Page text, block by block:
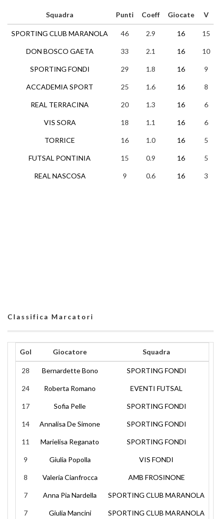
Squadra
SPORTING CLUB MARANOLA
DON BOSCO GAETA
SPORTING FONDI
ACCADEMIA SPORT
REAL TERRACINA
VIS SORA
TORRICE
FUTSAL PONTINIA
REAL NASCOSA
Punti Coeff Giocate V
46 2.9 16 15
33 2.1 16 10
29 1.8 16 9
25 1.6 16 8
20 1.3 16 6
18 1.1 16 6
16 1.0 16 5
15 0.9 16 5
9 0.6 16 3
Classifica Marcatori
Gol Giocatore Squadra
28 Bernardette Bono SPORTING FONDI
24 Roberta Romano EVENTI FUTSAL
17 Sofia Pelle SPORTING FONDI
14 Annalisa De Simone SPORTING FONDI
11 Marielisa Reganato SPORTING FONDI
9 Giulia Popolla VIS FONDI
8 Valeria Cianfrocca AMB FROSINONE
7 Anna Pia Nardella SPORTING CLUB MARANOLA
7 Giulia Mancini SPORTING CLUB MARANOLA